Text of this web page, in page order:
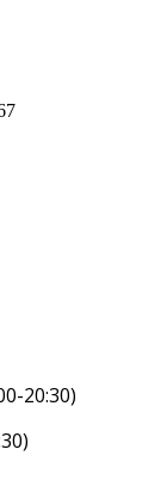
20:30)